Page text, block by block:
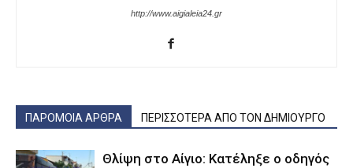
http://www.aigialeia24.gr
ΠΑΡΟΜΟΙΑ ΑΡΘΡΑ ΠΕΡΙΣΣΟΤΕΡΑ ΑΠΟ ΤΟΝ ΔΗΜΙΟΥΡΓΟ
Θλίψη στο Αίγιο: Κατέληξε ο οδηγός